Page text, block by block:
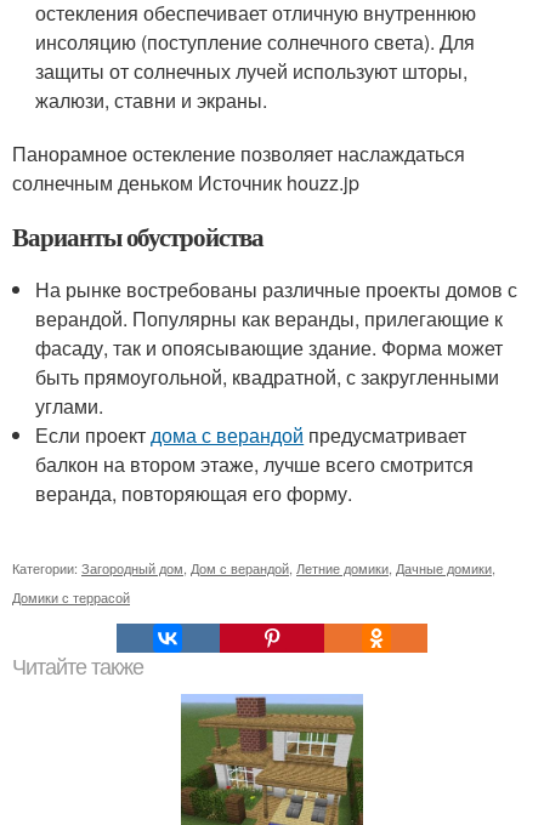
остекления обеспечивает отличную внутреннюю
инсоляцию (поступление солнечного света). Для
защиты от солнечных лучей используют шторы,
жалюзи, ставни и экраны.
Панорамное остекление позволяет наслаждаться
солнечным деньком Источник houzz.jp
Варианты обустройства
На рынке востребованы различные проекты домов с
верандой. Популярны как веранды, прилегающие к
фасаду, так и опоясывающие здание. Форма может
быть прямоугольной, квадратной, с закругленными
углами.
Если проектдома с верандой предусматривает
балкон на втором этаже, лучше всего смотрится
веранда, повторяющая его форму.
Категории: Загородный дом Дом с верандой Летние домики Дачные домики
Домики с террасой
Читайте также